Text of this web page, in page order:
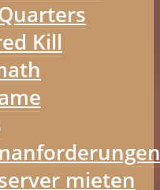
Kill
mieten